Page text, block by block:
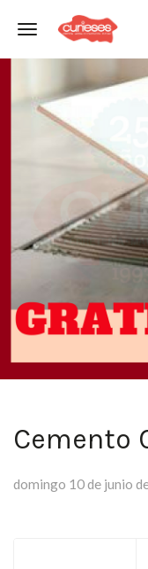
Toggle navigation
Cemento
domingo 10 de junio